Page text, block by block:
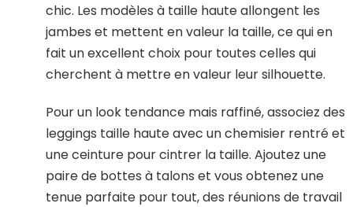
chic. Les modèles à taille haute allongent les
jambes et mettent en valeur la taille, ce qui en
fait un excellent choix pour toutes celles qui
cherchent à mettre en valeur leur silhouette.
Pour un look tendance mais raffiné, associez des
leggings taille haute avec un chemisier rentré et
une ceinture pour cintrer la taille. Ajoutez une
paire de bottes à talons et vous obtenez une
tenue parfaite pour tout, des réunions de travail